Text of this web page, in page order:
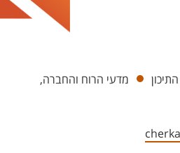
מדעי הרוח והחברה,